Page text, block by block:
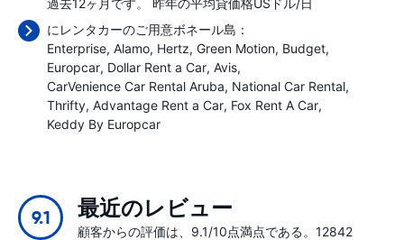
過去12ヶ月です。 昨年の平均貸価格USドル/日
にレンタカーのご用意ボネール島：
Enterprise Alamo Hertz Green Motion Budget
Europcar Dollar Rent a Car Avis
CarVenience Car Rental Aruba National Car Rental
Thrifty Advantage Rent a Car Fox Rent A Car
Keddy By Europcar
9.1 最近のレビュー
顧客からの評価は、9.1/10点満点である。12842